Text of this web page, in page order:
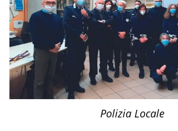
Polizia Locale